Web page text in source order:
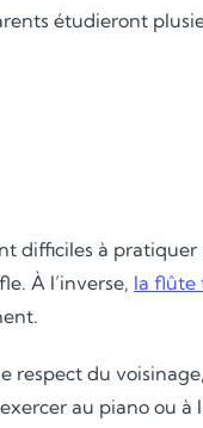
étudieront
difficiles à
À l’inverse, la flûte
respect du voisinage,
au piano ou